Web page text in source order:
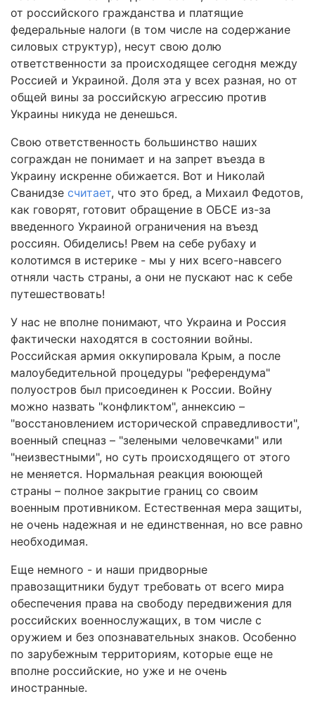
от российского гражданства и платящие
федеральные налоги (в том числе на содержание
силовых структур), несут свою долю
ответственности за происходящее сегодня между
Россией и Украиной. Доля эта у всех разная, но от
общей вины за российскую агрессию против
Украины никуда не денешься.
Свою ответственность большинство наших
сограждан не понимает и на запрет въезда в
Украину искренне обижается. Вот и Николай
Сванидзе считает, что это бред, а Михаил Федотов,
как говорят, готовит обращение в ОБСЕ из-за
введенного Украиной ограничения на въезд
россиян. Обиделись! Рвем на себе рубаху и
колотимся в истерике - мы у них всего-навсего
отняли часть страны, а они не пускают нас к себе
путешествовать!
У нас не вполне понимают, что Украина и Россия
фактически находятся в состоянии войны.
Российская армия оккупировала Крым, а после
малоубедительной процедуры "референдума"
полуостров был присоединен к России. Войну
можно назвать "конфликтом", аннексию –
"восстановлением исторической справедливости",
военный спецназ – "зелеными человечками" или
"неизвестными", но суть происходящего от этого
не меняется. Нормальная реакция воюющей
страны – полное закрытие границ со своим
военным противником. Естественная мера защиты,
не очень надежная и не единственная, но все равно
необходимая.
Еще немного - и наши придворные
правозащитники будут требовать от всего мира
обеспечения права на свободу передвижения для
российских военнослужащих, в том числе с
оружием и без опознавательных знаков. Особенно
по зарубежным территориям, которые еще не
вполне российские, но уже и не очень
иностранные.